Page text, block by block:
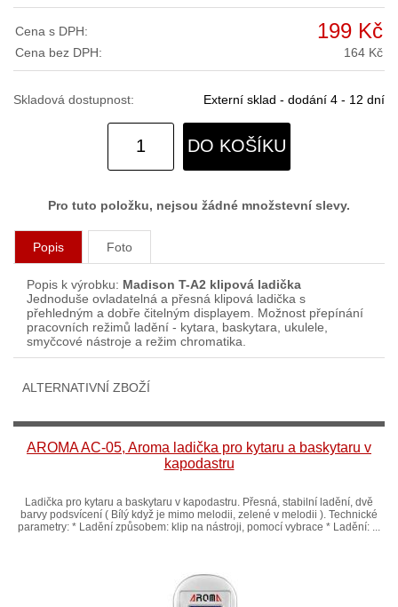
Cena s DPH: 199 Kč
Cena bez DPH: 164 Kč
Skladová dostupnost: Externí sklad - dodání 4 - 12 dní
DO KOŠÍKU
Pro tuto položku, nejsou žádné množstevní slevy.
Popis Foto
Popis k výrobku: Madison T-A2 klipová ladička
Jednoduše ovladatelná a přesná klipová ladička s
přehledným a dobře čitelným displayem. Možnost přepínání
pracovních režimů ladění - kytara, baskytara, ukulele,
smyčcové nástroje a režim chromatika.
ALTERNATIVNÍ ZBOŽÍ
AROMA AC-05, Aroma ladička pro kytaru a baskytaru v
kapodastru
Ladička pro kytaru a baskytaru v kapodastru. Přesná, stabilní ladění, dvě
barvy podsvícení ( Bílý když je mimo melodii, zelené v melodii ). Technické
parametry: * Ladění způsobem: klip na nástroji, pomocí vybrace * Ladění: ...